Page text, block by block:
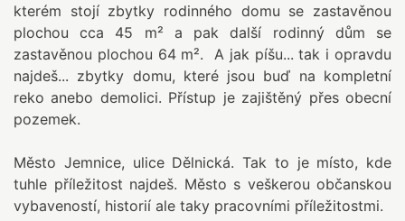
kterém stojí zbytky rodinného domu se zastavěnou
plochou cca 45 m² a pak další rodinný dům se
zastavěnou plochou 64 m². A jak píšu... tak i opravdu
najdeš... zbytky domu, které jsou buď na kompletní
reko anebo demolici. Přístup je zajištěný přes obecní
pozemek.
Město Jemnice, ulice Dělnická. Tak to je místo, kde
tuhle příležitost najdeš. Město s veškerou občanskou
vybaveností, historií ale taky pracovními příležitostmi.